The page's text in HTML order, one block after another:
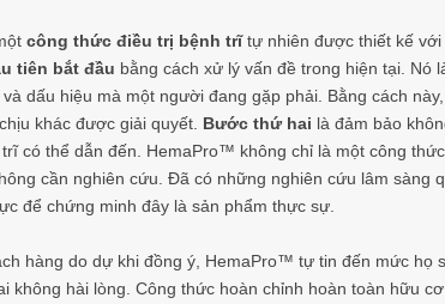
công thức điều trị bệnh trĩtự nhiên được thiết kế với
tiên bắt đầu bằng cách xử lý vấn đề trong hiện tại. Nó
dấu hiệu mà một người đang gặp phải. Bằng cách
khác được giải quyết. Bước thứ hai là đảm bảo
có thể dẫn đến. HemaPro™ không chỉ là một công
cần nghiên cứu. Đã có những nghiên cứu lâm sàng
để chứng minh đây là sản phẩm thực sự.
hàng do dự khi đồng ý, HemaPro™ tự tin đến mức họ
không hài lòng. Công thức hoàn chỉnh hoàn toàn hữu